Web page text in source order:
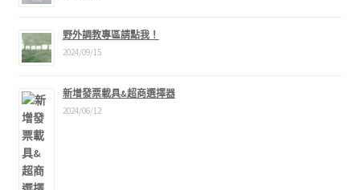
野外調教專區請點我！
2024/09/15
新增發票載具&超商選擇器
2024/06/12